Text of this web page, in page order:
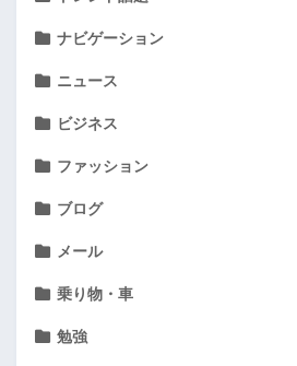
ナビゲーション
ニュース
ビジネス
ファッション
ブログ
メール
乗り物・車
勉強